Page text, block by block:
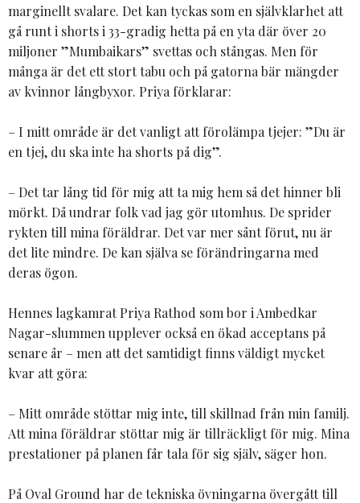
marginellt svalare. Det kan tyckas som en självklarhet att
gå runt i shorts i 33-gradig hetta på en yta där över 20
miljoner ”Mumbaikars” svettas och stångas. Men för
många är det ett stort tabu och på gatorna bär mängder
av kvinnor långbyxor. Priya förklarar:
– I mitt område är det vanligt att förolämpa tjejer: ”Du är
en tjej, du ska inte ha shorts på dig”.
– Det tar lång tid för mig att ta mig hem så det hinner bli
mörkt. Då undrar folk vad jag gör utomhus. De sprider
rykten till mina föräldrar. Det var mer sånt förut, nu är
det lite mindre. De kan själva se förändringarna med
deras ögon.
Hennes lagkamrat Priya Rathod som bor i Ambedkar
Nagar-slummen upplever också en ökad acceptans på
senare år – men att det samtidigt finns väldigt mycket
kvar att göra:
– Mitt område stöttar mig inte, till skillnad från min familj.
Att mina föräldrar stöttar mig är tillräckligt för mig. Mina
prestationer på planen får tala för sig själv, säger hon.
På Oval Ground har de tekniska övningarna övergått till